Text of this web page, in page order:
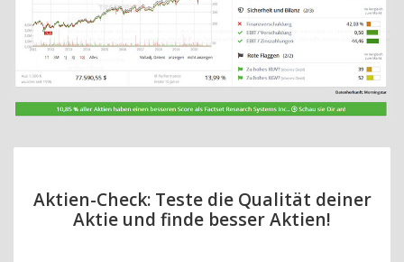
Aktien-Check: Teste die Qualität deiner
Aktie und finde besser Aktien!